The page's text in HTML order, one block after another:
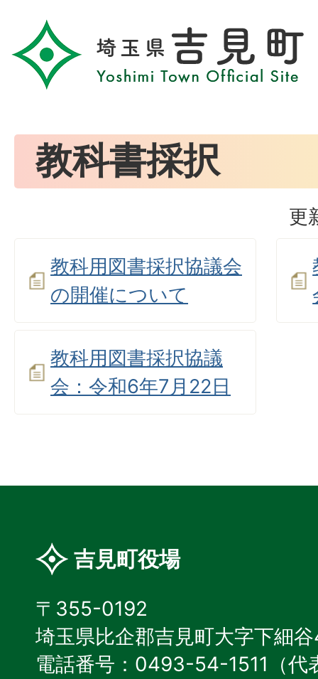
教科書採択
更
教科用図書採択協議会
の開催について
教科用図書採択協議
会：令和6年7月22日
吉見町役場
〒355-0192
埼玉県比企郡吉見町大字下細谷
電話番号：0493-54-1511（代